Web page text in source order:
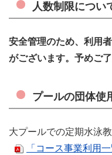
人数制限につい
安全管理のため、利用
がございます。予めご了
プールの団体使
大プールでの定期水泳
「コース事業利用一